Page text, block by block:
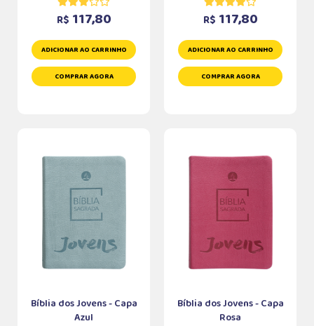
R$ 117,80
ADICIONAR AO CARRINHO
COMPRAR AGORA
R$ 117,80
ADICIONAR AO CARRINHO
COMPRAR AGORA
Bíblia dos Jovens - Capa
Azul
Bíblia dos Jovens - Capa
Rosa